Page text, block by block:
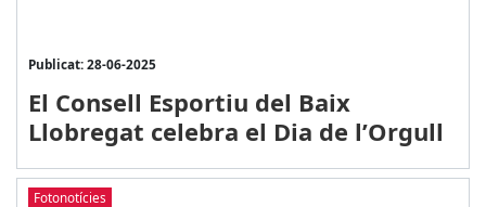
Publicat: 28-06-2025
El Consell Esportiu del Baix
Llobregat celebra el Dia de l’Orgull
Fotonotícies